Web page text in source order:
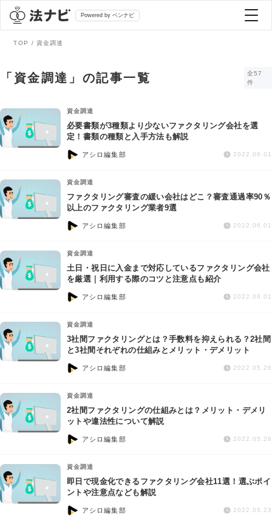
Powered by ベンナビ
全て
法律相談
債務整理
交通事故
労働問題
債権回収
IT・ネット
資金調達
弁護士を探す
おすすめ弁護士診断
AI Search Premium
TOP 資金調達
「資金調達」の記事一覧
全57
件
資金調達
必要書類が3種類より少ないファクタリング会社を選
定！書類の種類と入手方法も解説
アシロ編集部 2022.06.01
資金調達
ファクタリング審査の緩い会社はどこ？審査通過率90％
以上のファクタリング業者9選
アシロ編集部 2022.06.01
資金調達
土日・祝日に入金まで対応しているファクタリング会社
を厳選｜利用する際のコツと注意点も紹介
アシロ編集部 2022.06.01
資金調達
3社間ファクタリングとは？手数料を抑えられる？2社間
と3社間それぞれの仕組みとメリット・デメリット
アシロ編集部 2022.05.26
資金調達
2社間ファクタリングの仕組みとは？メリット・デメリ
ットや違法性について解説
アシロ編集部 2022.05.26
資金調達
即日で現金化できるファクタリング会社11選！選ぶポイ
ントや注意点なども解説
アシロ編集部 2022.05.23